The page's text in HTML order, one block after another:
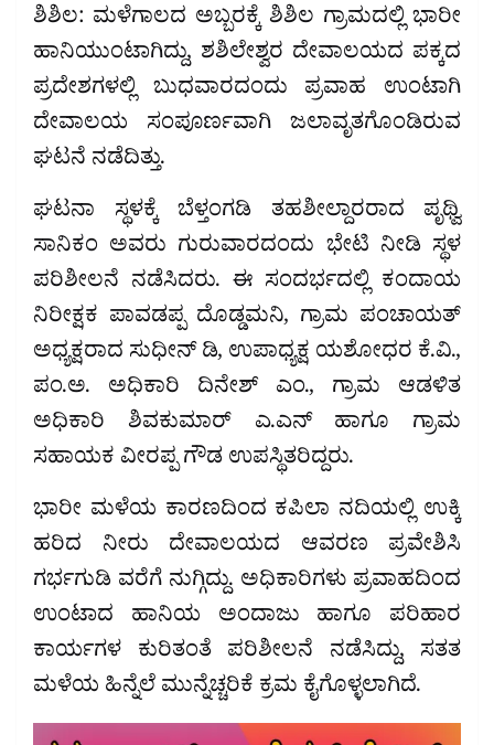
ಶಿಶಿಲ: ಮಳೆಗಾಲದ ಅಬ್ಬರಕ್ಕೆ ಶಿಶಿಲ ಗ್ರಾಮದಲ್ಲಿ ಭಾರೀ
ಹಾನಿಯುಂಟಾಗಿದ್ದು, ಶಶಿಲೇಶ್ವರ ದೇವಾಲಯದ ಪಕ್ಕದ
ಪ್ರದೇಶಗಳಲ್ಲಿ ಬುಧವಾರದಂದು ಪ್ರವಾಹ ಉಂಟಾಗಿ
ದೇವಾಲಯ ಸಂಪೂರ್ಣವಾಗಿ ಜಲಾವೃತಗೊಂಡಿರುವ
ಘಟನೆ ನಡೆದಿತ್ತು.
ಘಟನಾ ಸ್ಥಳಕ್ಕೆ ಬೆಳ್ತಂಗಡಿ ತಹಶೀಲ್ದಾರರಾದ ಪೃಥ್ವಿ
ಸಾನಿಕಂ ಅವರು ಗುರುವಾರದಂದು ಭೇಟಿ ನೀಡಿ ಸ್ಥಳ
ಪರಿಶೀಲನೆ ನಡೆಸಿದರು. ಈ ಸಂದರ್ಭದಲ್ಲಿ ಕಂದಾಯ
ನಿರೀಕ್ಷಕ ಪಾವಡಪ್ಪ ದೊಡ್ಡಮನಿ, ಗ್ರಾಮ ಪಂಚಾಯತ್
ಅಧ್ಯಕ್ಷರಾದ ಸುಧೀನ್ ಡಿ, ಉಪಾಧ್ಯಕ್ಷ ಯಶೋಧರ ಕೆ.ವಿ.,
ಪಂ.ಅ. ಅಧಿಕಾರಿ ದಿನೇಶ್ ಎಂ., ಗ್ರಾಮ ಆಡಳಿತ
ಅಧಿಕಾರಿ ಶಿವಕುಮಾರ್ ಎ.ಎನ್ ಹಾಗೂ ಗ್ರಾಮ
ಸಹಾಯಕ ವೀರಪ್ಪ ಗೌಡ ಉಪಸ್ಥಿತರಿದ್ದರು.
ಭಾರೀ ಮಳೆಯ ಕಾರಣದಿಂದ ಕಪಿಲಾ ನದಿಯಲ್ಲಿ ಉಕ್ಕಿ
ಹರಿದ ನೀರು ದೇವಾಲಯದ ಆವರಣ ಪ್ರವೇಶಿಸಿ
ಗರ್ಭಗುಡಿ ವರೆಗೆ ನುಗ್ಗಿದ್ದು. ಅಧಿಕಾರಿಗಳು ಪ್ರವಾಹದಿಂದ
ಉಂಟಾದ ಹಾನಿಯ ಅಂದಾಜು ಹಾಗೂ ಪರಿಹಾರ
ಕಾರ್ಯಗಳ ಕುರಿತಂತೆ ಪರಿಶೀಲನೆ ನಡೆಸಿದ್ದು, ಸತತ
ಮಳೆಯ ಹಿನ್ನೆಲೆ ಮುನ್ನೆಚ್ಚರಿಕೆ ಕ್ರಮ ಕೈಗೊಳ್ಳಲಾಗಿದೆ.